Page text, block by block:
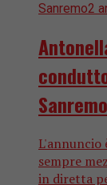
Sanremo2
sempre
in diretta